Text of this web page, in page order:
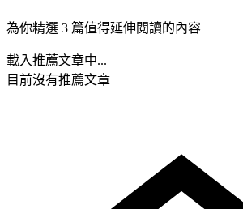
為你精選 3 篇值得延伸閱讀的內容
載入推薦文章中...
目前沒有推薦文章